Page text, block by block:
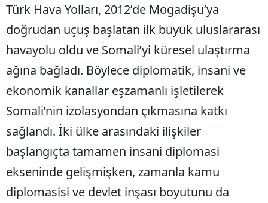
Türk Hava Yolları, 2012’de Mogadişu’ya
doğrudan uçuş başlatan ilk büyük uluslararası
havayolu oldu ve Somali’yi küresel ulaştırma
ağına bağladı. Böylece diplomatik, insani ve
ekonomik kanallar eşzamanlı işletilerek
Somali’nin izolasyondan çıkmasına katkı
sağlandı. İki ülke arasındaki ilişkiler
başlangıçta tamamen insani diplomasi
ekseninde gelişmişken, zamanla kamu
diplomasisi ve devlet inşası boyutunu da